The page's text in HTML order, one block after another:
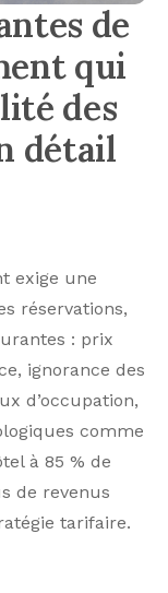
de
qui
des
détail
exige une
réservations,
: prix
ignorance des
d’occupation,
comme
à 85 % de
de revenus
tarifaire.